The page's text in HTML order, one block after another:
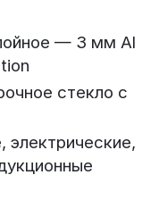
— 3 мм Al
стекло с
электрические,